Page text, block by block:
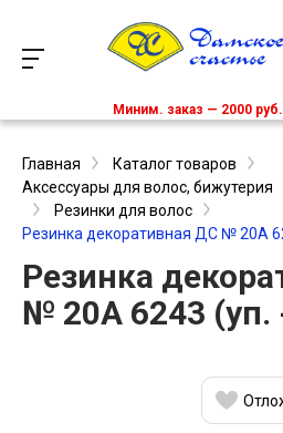
Миним. заказ — 2000 руб.
Главная
Каталог товаров
Аксессуары для волос, бижутерия
Резинки для волос
Резинка декоративная ДС № 20А
Резинка
№ 20А 6243 (уп.